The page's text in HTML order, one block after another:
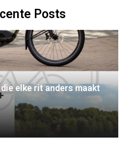
Posts
elke rit anders maakt